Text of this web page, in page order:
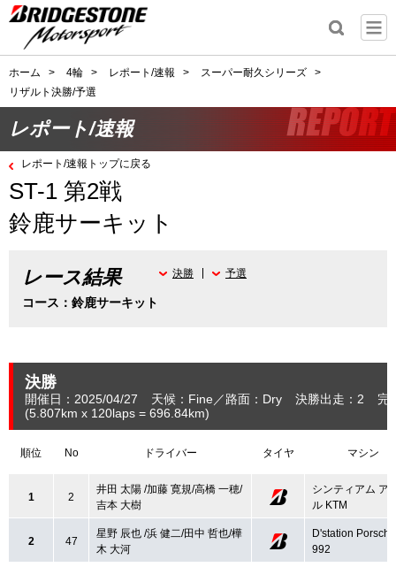
ホーム > 4輪 > レポート/速報 > スーパー耐久シリーズ
>
リザルト決勝/予選
レポート/速報
レポート/速報トップに戻る
ST-1 第2戦
鈴鹿サーキット
レース結果
コース：鈴鹿サーキット
決勝 予選
決勝
開催日：2025/04/27 天候：Fine 路面：Dry 決勝出走：2
完
(5.807km x 120laps = 696.84km)
順位 No ドライバー タイヤ マシン
1 2
井田 太陽 /加藤 寛規/高橋 一穂/
吉本 大樹
シンティアム ア
ル KTM
2 47
星野 辰也 /浜 健二/田中 哲也/樺
木 大河
D'station Porsche
992